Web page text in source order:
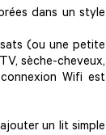
dans un style
(ou une petite
sèche-cheveux,
Wifi est
un lit simple